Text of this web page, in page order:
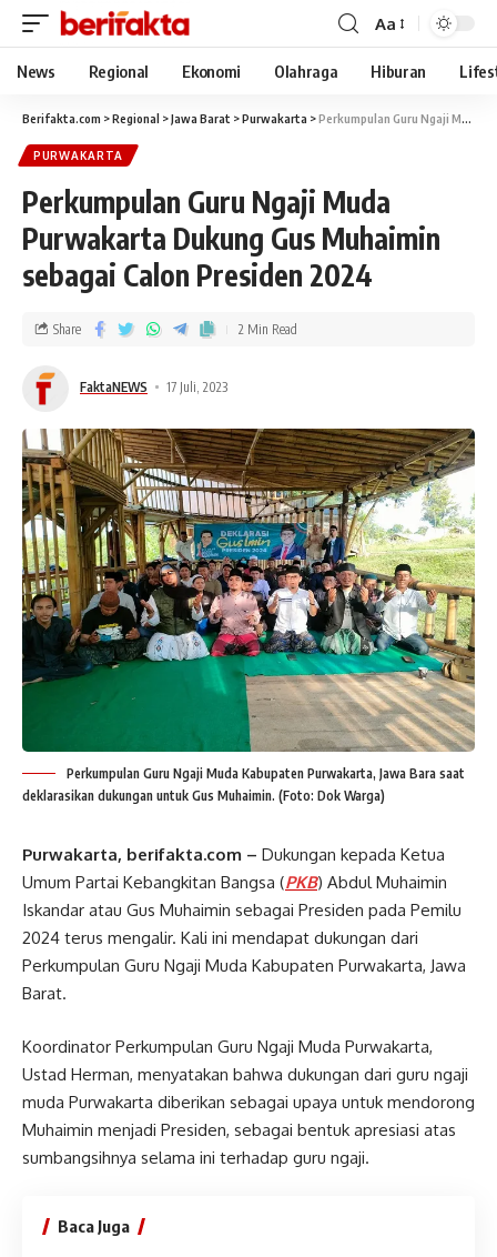
Aa
News Regional Ekonomi Olahraga Hiburan
Berifakta.com >Regional >Jawa Barat >Purwakarta >Perkumpulan Guru Ngaji Muda Purwakarta Dukung Gus Muhaimin sebagai Calon Presiden 2024
PURWAKARTA
Perkumpulan Guru Ngaji Muda
Purwakarta Dukung Gus Muhaimin
sebagai Calon Presiden 2024
FaktaNEWS 17 Juli, 2023
Share 2 Min Read
Perkumpulan Guru Ngaji Muda Kabupaten Purwakarta, Jawa Bara saat
deklarasikan dukungan untuk Gus Muhaimin. (Foto: Dok Warga)
Purwakarta, berifakta.com – Dukungan kepada Ketua
Umum Partai Kebangkitan Bangsa (PKB) Abdul Muhaimin
Iskandar atau Gus Muhaimin sebagai Presiden pada Pemilu
2024 terus mengalir. Kali ini mendapat dukungan dari
Perkumpulan Guru Ngaji Muda Kabupaten Purwakarta, Jawa
Barat.
Koordinator Perkumpulan Guru Ngaji Muda Purwakarta,
Ustad Herman, menyatakan bahwa dukungan dari guru ngaji
muda Purwakarta diberikan sebagai upaya untuk mendorong
Muhaimin menjadi Presiden, sebagai bentuk apresiasi atas
sumbangsihnya selama ini terhadap guru ngaji.
Baca Juga